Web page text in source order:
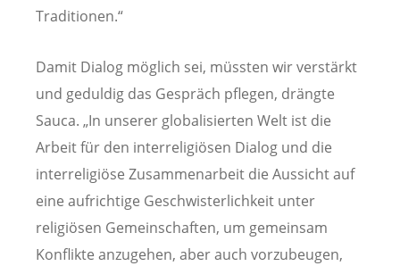
Traditionen.“
Damit Dialog möglich sei, müssten wir verstärkt
und geduldig das Gespräch pflegen, drängte
Sauca. „In unserer globalisierten Welt ist die
Arbeit für den interreligiösen Dialog und die
interreligiöse Zusammenarbeit die Aussicht auf
eine aufrichtige Geschwisterlichkeit unter
religiösen Gemeinschaften, um gemeinsam
Konflikte anzugehen, aber auch vorzubeugen,